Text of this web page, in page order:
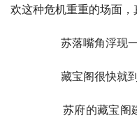
欢这种危机重重的场面，
苏落嘴角浮现一
藏宝阁很快就到
苏府的藏宝阁建